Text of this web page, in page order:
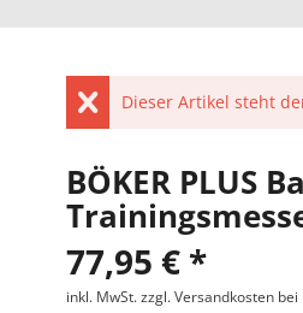
Dieser Artikel steht
BÖKER PLUS
77,95 € *
inkl. MwSt.zzgl. Versandkosten